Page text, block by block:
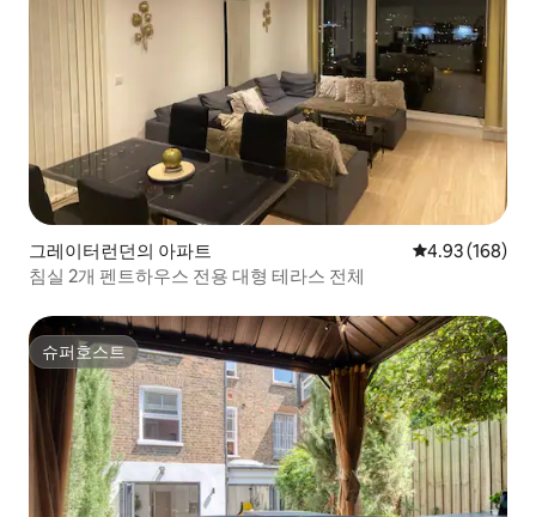
그레이터런던의 아파트 평점 4.93점(5
4.93 (168)
침실 2개 펜트하우스 전용 대형 테라스 전체
슈퍼호스트
슈퍼호스트